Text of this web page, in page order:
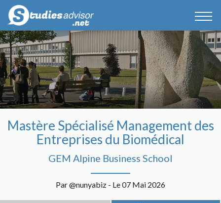
Mastère Spécialisé Management des
Entreprises du Biomédical
GEM Alpine Business School
Par @nunyabiz - Le 07 Mai 2026